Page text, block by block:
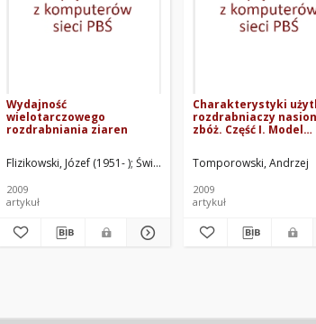
Wydajność
wielotarczowego
rozdrabniania ziaren
Flizikowski, Józef (1951- ) Świetlicki, Adam
2009
artykuł
Charakterystyki
rozdrabniaczy nasion
zbóż. Część I. Model
Tomporowski, Andrzej
2009
artykuł